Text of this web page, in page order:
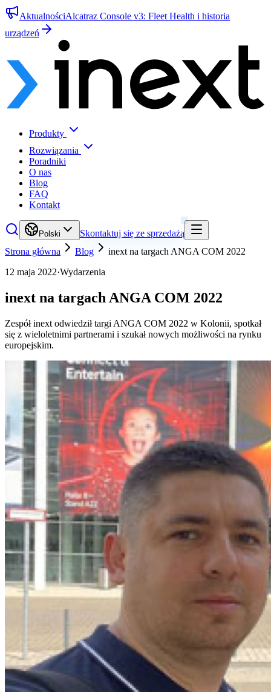
AktualnościAlcatraz Console v3: Fleet Health i historia
urządzeń
Produkty
Rozwiązania
Poradniki
O nas
Blog
FAQ
Kontakt
Polski
Skontaktuj się ze sprzedażą
Strona główna
Blog
inext na targach ANGA COM 2022
12 maja 2022·Wydarzenia
inext na targach ANGA COM 2022
Zespół inext odwiedził targi ANGA COM 2022 w Kolonii, spotkał
się z wieloletnimi partnerami i szukał nowych możliwości na rynku
europejskim.